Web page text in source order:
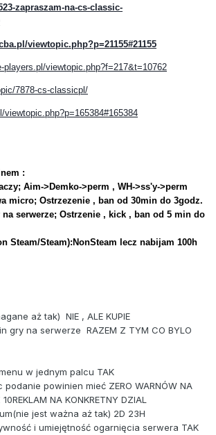
zapraszam-na-cs-classic-
viewtopic.php?p=21155#21155
players.pl/viewtopic.php?f=217&t=10762
7878-cs-classicpl/
viewtopic.php?p=165384#165384
:
Aim->Demko->perm , WH->ss'y->perm
micro; Ostrzezenie , ban od 30min do 3godz.
na serwerze; Ostrzenie , kick , ban od 5 min do
Steam/Steam):NonSteam lecz nabijam 100h
aż tak) NIE , ALE KUPIE
gry na serwerze RAZEM Z TYM CO BYLO
w jednym palcu TAK
powinien mieć ZERO WARNÓW NA
NA KONKRETNY DZIAL
jest ważna aż tak) 2D 23H
i umiejętność ogarnięcia serwera TAK